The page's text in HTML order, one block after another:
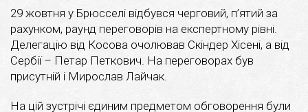
29 жовтня у Брюсселі відбувся черговий, п’ятий за
рахунком, раунд переговорів на експертному рівні.
Делегацію від Косова очолював Скіндер Хісені, а від
Сербії – Петар Петкович. На переговорах був
присутній і Мирослав Лайчак.
На цій зустрічі єдиним предметом обговорення були